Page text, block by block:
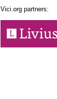
Vici.org partners: